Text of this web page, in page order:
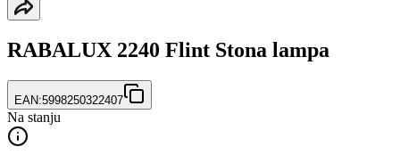
RABALUX 2240 Flint Stona lampa
EAN:5998250322407
Na stanju